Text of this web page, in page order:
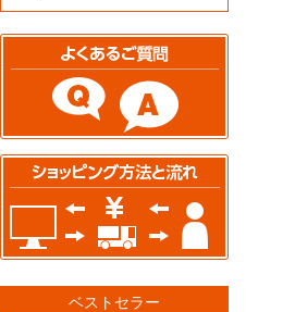
ベストセラー